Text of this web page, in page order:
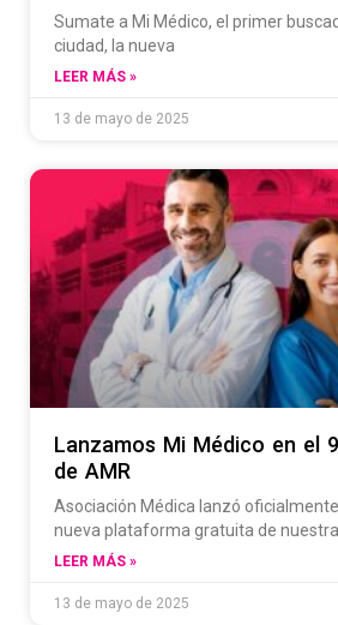
Sumate a Mi Médico, el primer
ciudad, la nueva
LEER MÁS »
13 de mayo de 2025
Lanzamos Mi Médico en el
de AMR
Asociación Médica lanzó oficialmente
nueva plataforma gratuita de
LEER MÁS »
13 de mayo de 2025